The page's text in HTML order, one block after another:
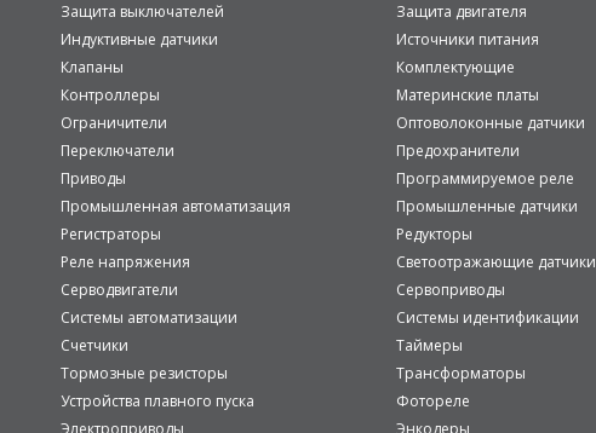
Защита выключателей Защита двигателя
Индуктивные датчики Источники питания
Клапаны Комплектующие
Контроллеры Материнские платы
Ограничители Оптоволоконные датчики
Переключатели Предохранители
Приводы Программируемое реле
Промышленная автоматизация Промышленные датчики
Регистраторы Редукторы
Реле напряжения Светоотражающие датчики
Серводвигатели Сервоприводы
Системы автоматизации Системы идентификации
Счетчики Таймеры
Тормозные резисторы Трансформаторы
Устройства плавного пуска Фотореле
Электроприводы Энкодеры